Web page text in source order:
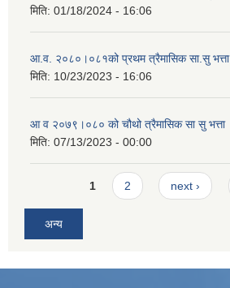
मिति: 01/18/2024 - 16:06
आ.व. २०८०।०८१को प्रथम त्रैमासिक सा.सु भत्ता
मिति: 10/23/2023 - 16:06
आ व २०७९।०८० को चौथो त्रैमासिक सा सु भत्ता
मिति: 07/13/2023 - 00:00
Pages1 2 next ›
अन्य